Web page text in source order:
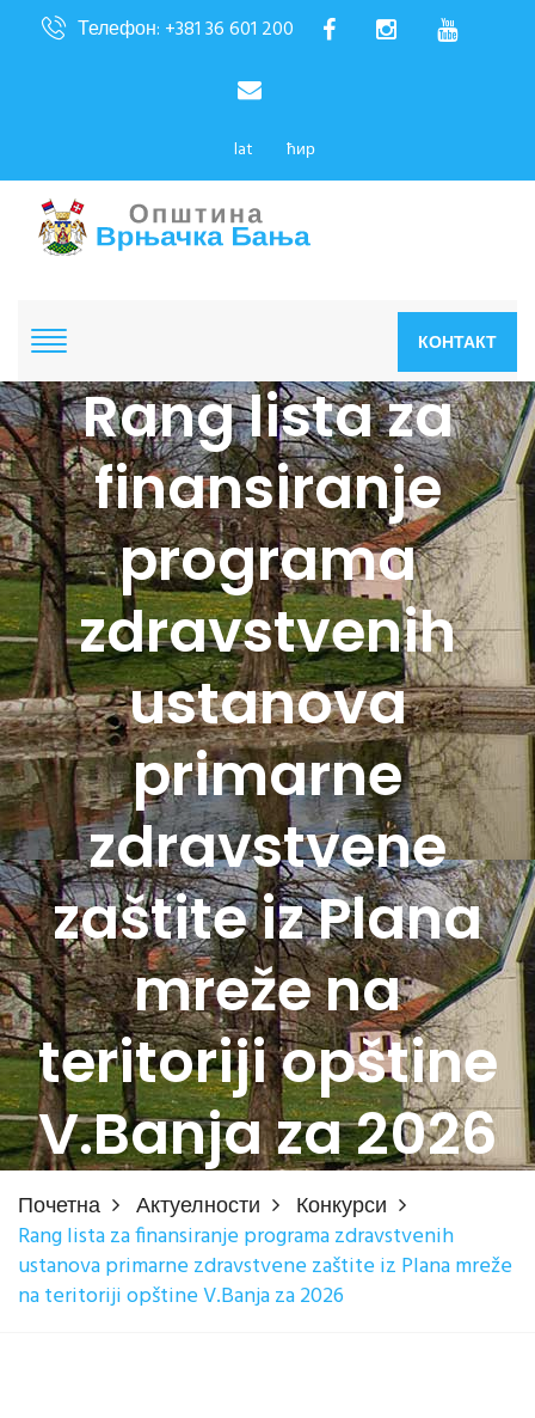
Телефон: +381 36 601 200
lat ћир
КОНТАКТ
Rang lista za
finansiranje
programa
zdravstvenih
ustanova
primarne
zdravstvene
zaštite iz Plana
mreže na
teritoriji opštine
V.Banja za 2026
Почетна Актуелности
Конкурси
Rang lista za finansiranje programa zdravstvenih
ustanova primarne zdravstvene zaštite iz Plana mreže
na teritoriji opštine V.Banja za 2026